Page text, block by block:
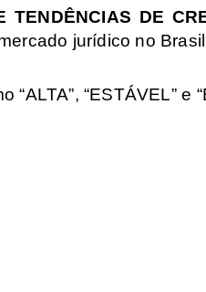
TENDÊNCIAS DE
jurídico no
“ESTÁVEL” e